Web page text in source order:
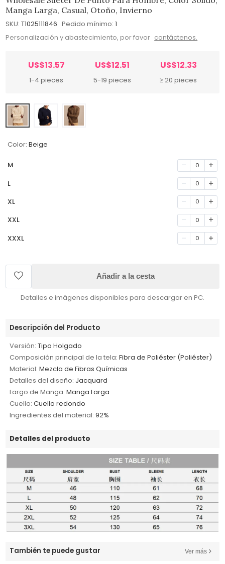
Manga Larga, Casual, Otoño, Invierno
SKU: T1025111846 Pedido mínimo: 1
Personalización y abastecimiento, por favor contáctenos.
US$13.57
1-4 pieces
US$12.51
5-19 pieces
US$12.33
≥ 20 pieces
Color: Beige
M 0
L 0
XL 0
XXL 0
XXXL 0
Añadir a la cesta
Detalles e imágenes disponibles para descargar en PC.
Descripción del Producto
Versión: Tipo Holgado
Composición principal de la tela: Fibra de Poliéster (Poliéster)
Material: Mezcla de Fibras Químicas
Detalles del diseño: Jacquard
Largo de Manga: Manga Larga
Cuello: Cuello redondo
Ingredientes del material: 92%
Detalles del producto
También te puede gustar Ver más